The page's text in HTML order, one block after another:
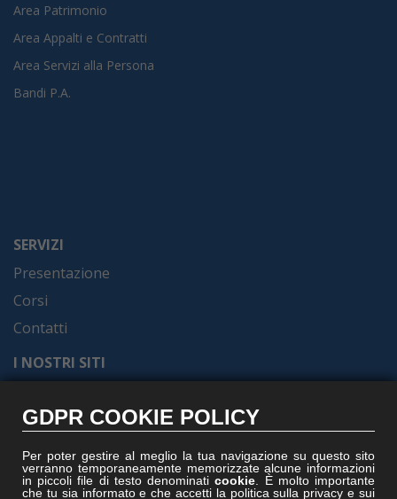
Area Patrimonio
Area Appalti e Contratti
Area Servizi alla Persona
Bandi P.A.
SERVIZI
Presentazione
Corsi
Contatti
I NOSTRI SITI
Gruppoformel.com
Vitruviocenter.it
GDPR COOKIE POLICY
Per poter gestire al meglio la tua navigazione su questo sito
verranno temporaneamente memorizzate alcune informazioni
in piccoli file di testo denominaticookie . È molto importante
che tu sia informato e che accetti la politica sulla privacy e sui